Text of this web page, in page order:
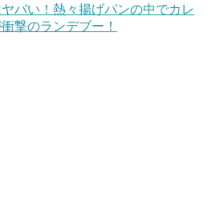
バい！熱々揚げパンの中でカレ
撃のランデブー！